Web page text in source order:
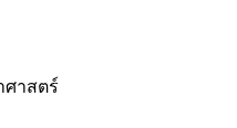
ศาสตร์